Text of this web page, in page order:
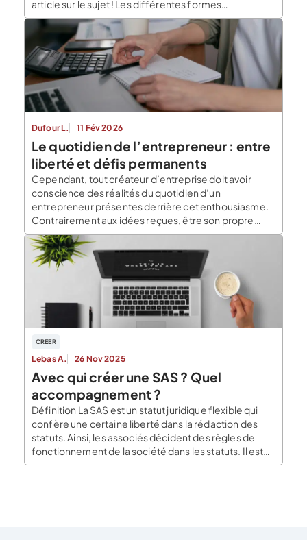
article sur le sujet ! Les différentes formes
d’assemblée générale dans une SARL Comme dans
toutes les sociétés, on peut distinguer deux formes
d’assemblée générale, chacune avec ses
spécificités. L’assemblée générale ordinaire d’une
SARL […]
Dufour L. 11 Fév 2026
Le quotidien de l’entrepreneur : entre
liberté et défis permanents
Cependant, tout créateur d’entreprise doit avoir
conscience des réalités du quotidien d’un
entrepreneur présentes derrière cet enthousiasme.
Contrairement aux idées reçues, être son propre
patron signifie souvent travailler davantage, assumer
des responsabilités importantes et faire face à des
défis quotidiens. Dans cet article, nous allons
approfondir cinq aspects majeurs du quotidien
entrepreneurial, pour vous aider […]
CREER
Lebas A. 26 Nov 2025
Avec qui créer une SAS ? Quel
accompagnement ?
Définition La SAS est un statut juridique flexible qui
confère une certaine liberté dans la rédaction des
statuts. Ainsi, les associés décident des règles de
fonctionnement de la société dans les statuts. Il est
possible d’être associé unique mais sous la forme